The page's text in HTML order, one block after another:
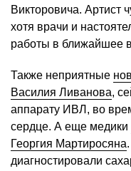
Викторовича. Артист
хотя врачи и
работы в ближайшее
Также неприятные
Василия Ливанова,
аппарату ИВЛ, во
сердце. А еще медики
Георгия Мартиросяна
диагностировали